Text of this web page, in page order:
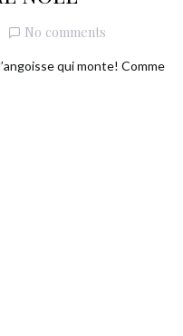
No comments
qui monte! Comme